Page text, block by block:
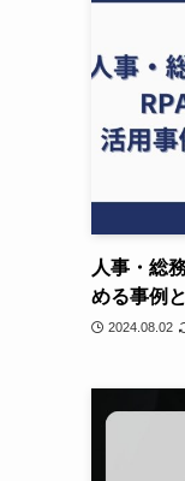
人事・総
める事例
2024.08.02